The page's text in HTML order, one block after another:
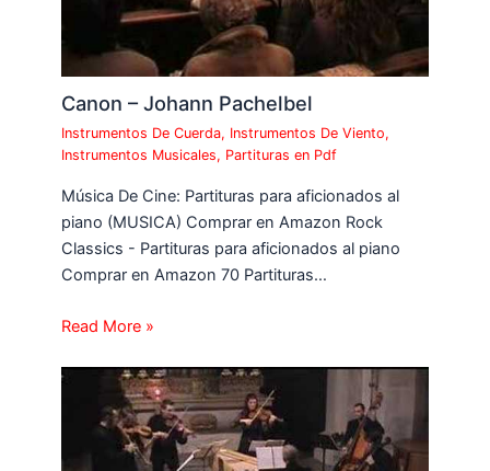
Canon – Johann Pachelbel
Instrumentos De Cuerda, Instrumentos De Viento,
Instrumentos Musicales, Partituras en Pdf
Música De Cine: Partituras para aficionados al
piano (MUSICA) Comprar en Amazon Rock
Classics - Partituras para aficionados al piano
Comprar en Amazon 70 Partituras…
Read More »